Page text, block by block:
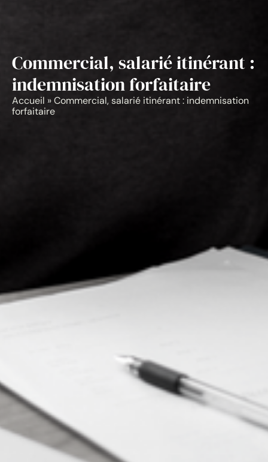
Commercial, salarié itinérant :
indemnisation forfaitaire
Accueil »Commercial, salarié itinérant : indemnisation
forfaitaire